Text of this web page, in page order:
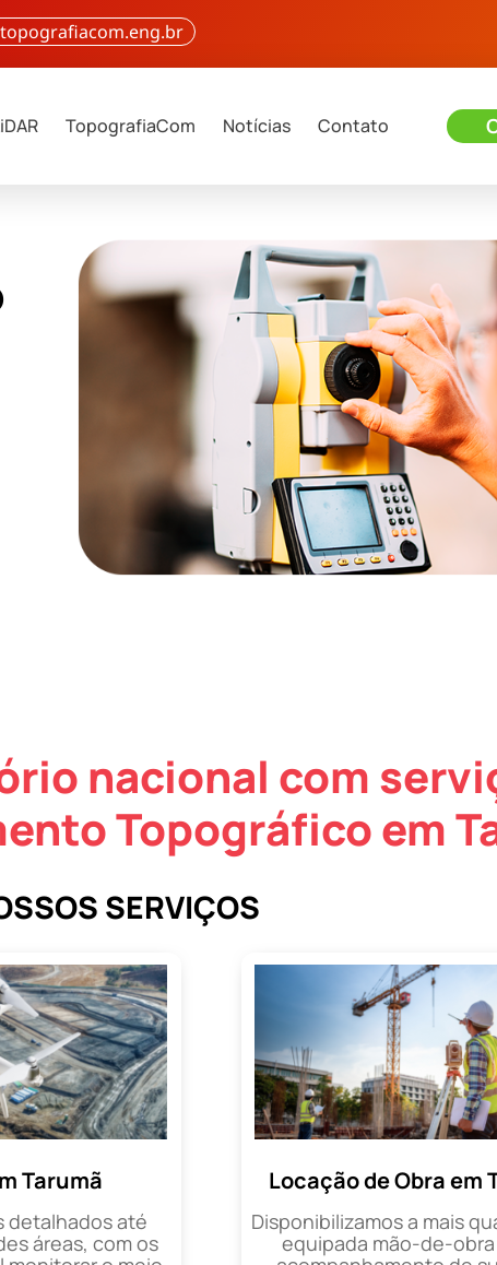
TopografiaCom Notícias Contato
nacional com
Topográfico em
SERVIÇOS
Tarumã
detalhados até
áreas, com os
Locação de Obra em
Disponibilizamos a mais
equipada mão-de-obra